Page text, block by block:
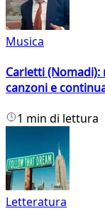
Musica
Carletti
canzoni e
1 min di lettura
Letteratura